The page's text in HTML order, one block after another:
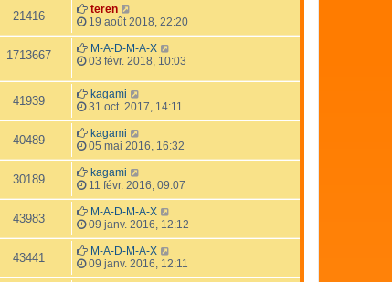
21416
teren
19 août 2018, 22:20
1713667
M-A-D-M-A-X
03 févr. 2018, 10:03
41939
kagami
31 oct. 2017, 14:11
40489
kagami
05 mai 2016, 16:32
30189
kagami
11 févr. 2016, 09:07
43983
M-A-D-M-A-X
09 janv. 2016, 12:12
43441
M-A-D-M-A-X
09 janv. 2016, 12:11